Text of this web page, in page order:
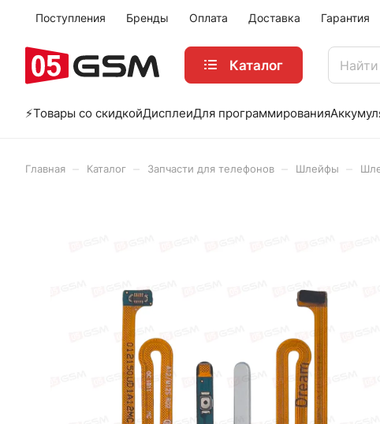
Поступления Бренды Оплата Доставка Гарантия
Каталог
⚡️Товары со скидкойДисплеиДля программирования
Главная Каталог Запчасти для телефонов Шлейфы